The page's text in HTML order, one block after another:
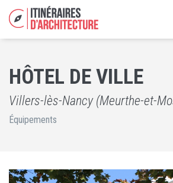
HÔTEL DE VILLE
Villers-lès-Nancy (Meurthe-et-
Équipements